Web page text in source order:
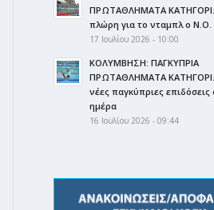
ΠΡΩΤΑΘΛΗΜΑΤΑ
πλώρη για το νταμπλ ο Ν.Ο.
17 Ιουλίου 2026 - 10:00
ΚΟΛΥΜΒΗΣΗ: ΠΑΓΚΥΠΡΙΑ
ΠΡΩΤΑΘΛΗΜΑΤΑ
νέες παγκύπριες επιδόσεις
ημέρα
16 Ιουλίου 2026 - 09:44